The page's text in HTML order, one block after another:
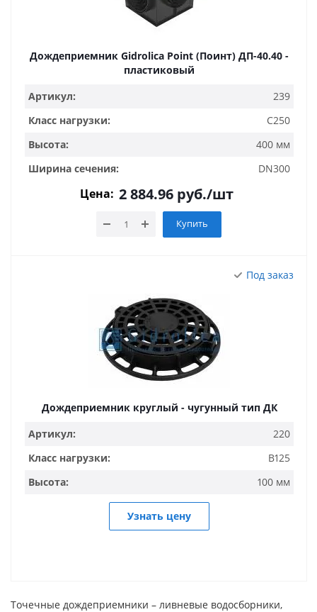
Дождеприемник Gidrolica Point (Поинт) ДП-40.40 -
пластиковый
Артикул:
239
Класс нагрузки:
C250
Высота:
400 мм
Ширина сечения:
DN300
Цена: 2 884.96 руб./шт
Купить
Под заказ
Дождеприемник круглый - чугунный тип ДК
Артикул:
220
Класс нагрузки:
B125
Высота:
100 мм
Узнать цену
Точечные дождеприемники – ливневые водосборники,